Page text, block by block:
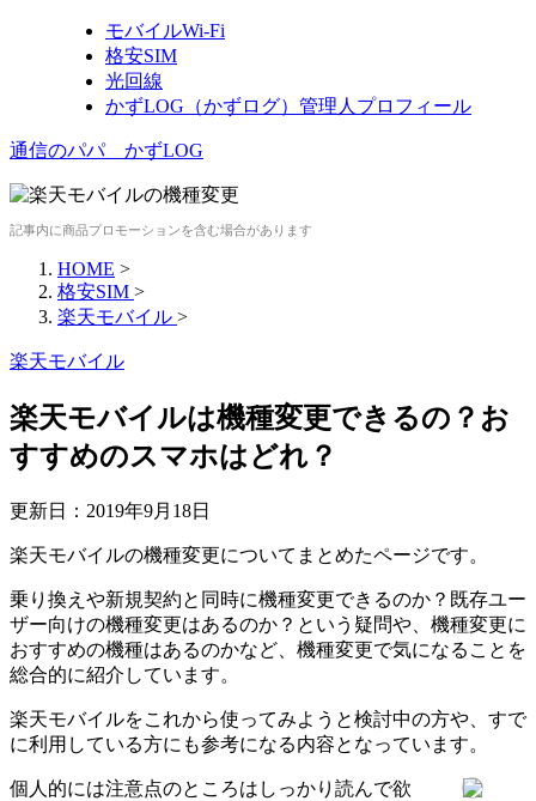
モバイルWi-Fi
格安SIM
光回線
かずLOG（かずログ）管理人プロフィール
通信のパパ かずLOG
記事内に商品プロモーションを含む場合があります
HOME >
格安SIM >
楽天モバイル >
楽天モバイル
楽天モバイルは機種変更できるの？お
すすめのスマホはどれ？
更新日： 2019年9月18日
楽天モバイルの機種変更についてまとめたページです。
乗り換えや新規契約と同時に機種変更できるのか？既存ユー
ザー向けの機種変更はあるのか？という疑問や、機種変更に
おすすめの機種はあるのかなど、機種変更で気になることを
総合的に紹介しています。
楽天モバイルをこれから使ってみようと検討中の方や、すで
に利用している方にも参考になる内容となっています。
個人的には注意点のところはしっかり読んで欲